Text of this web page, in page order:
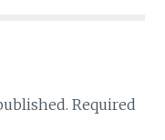
Required